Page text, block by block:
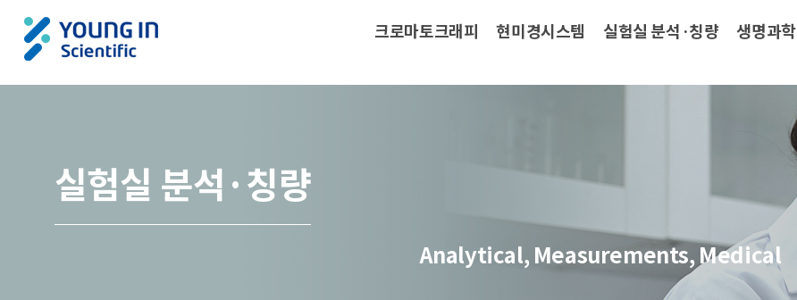
크로마토크래피 현미경시스템 실험실 분석·칭량 생명과학
실험실 분석·칭량
Analytical, Measurements, Medical